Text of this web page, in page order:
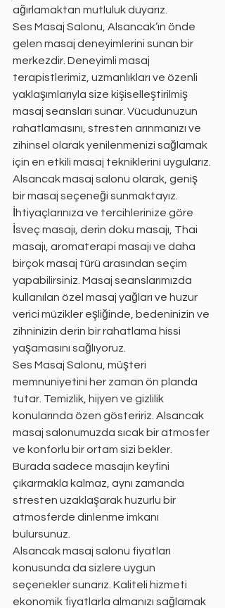
ağırlamaktan mutluluk duyarız.
Ses Masaj Salonu, Alsancak’ın önde
gelen masaj deneyimlerini sunan bir
merkezdir. Deneyimli masaj
terapistlerimiz, uzmanlıkları ve özenli
yaklaşımlarıyla size kişiselleştirilmiş
masaj seansları sunar. Vücudunuzun
rahatlamasını, stresten arınmanızı ve
zihinsel olarak yenilenmenizi sağlamak
için en etkili masaj tekniklerini uygularız.
Alsancak masaj salonu olarak, geniş
bir masaj seçeneği sunmaktayız.
İhtiyaçlarınıza ve tercihlerinize göre
İsveç masajı, derin doku masajı, Thai
masajı, aromaterapi masajı ve daha
birçok masaj türü arasından seçim
yapabilirsiniz. Masaj seanslarımızda
kullanılan özel masaj yağları ve huzur
verici müzikler eşliğinde, bedeninizin ve
zihninizin derin bir rahatlama hissi
yaşamasını sağlıyoruz.
Ses Masaj Salonu, müşteri
memnuniyetini her zaman ön planda
tutar. Temizlik, hijyen ve gizlilik
konularında özen gösteririz. Alsancak
masaj salonumuzda sıcak bir atmosfer
ve konforlu bir ortam sizi bekler.
Burada sadece masajın keyfini
çıkarmakla kalmaz, aynı zamanda
stresten uzaklaşarak huzurlu bir
atmosferde dinlenme imkanı
bulursunuz.
Alsancak masaj salonu fiyatları
konusunda da sizlere uygun
seçenekler sunarız. Kaliteli hizmeti
ekonomik fiyatlarla almanızı sağlamak